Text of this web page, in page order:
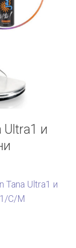
Ultra1 и
Tana Ultra1 и
C/M